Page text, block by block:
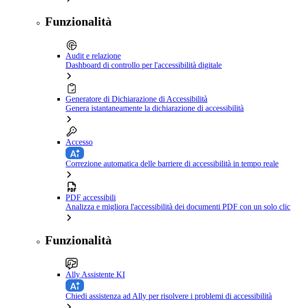
Funzionalità
Audit e relazione
Dashboard di controllo per l'accessibilità digitale
Generatore di Dichiarazione di Accessibilità
Genera istantaneamente la dichiarazione di accessibilità
Accesso
Correzione automatica delle barriere di accessibilità in tempo reale
PDF accessibili
Analizza e migliora l'accessibilità dei documenti PDF con un solo clic
Funzionalità
Ally Assistente KI
Chiedi assistenza ad Ally per risolvere i problemi di accessibilità